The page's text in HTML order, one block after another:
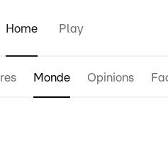
Home Play
Monde Opinions